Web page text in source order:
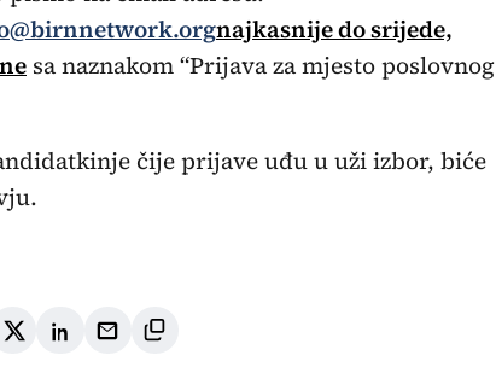
najkasnije do srijede,
sa naznakom “Prijava za mjesto poslovnog
čije prijave uđu u uži izbor, biće